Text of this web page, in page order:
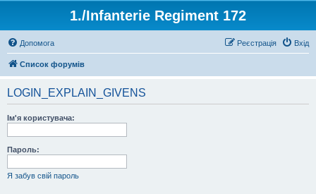
1./Infanterie Regiment 172
Допомога Вхід
Реєстрація
Список форумів
LOGIN_EXPLAIN_GIVENS
Ім'я користувача:
Пароль:
Я забув свій пароль